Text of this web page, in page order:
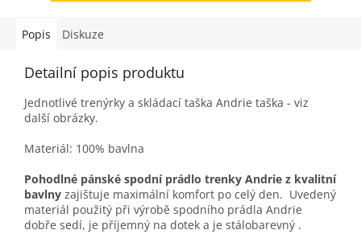
Popis Diskuze
Detailní popis produktu
Jednotlivé trenýrky a skládací taška Andrie taška - viz
další obrázky.
Materiál: 100% bavlna
Pohodlné pánské spodní prádlo trenky Andrie z kvalitní
bavlny zajištuje maximální komfort po celý den. Uvedený
materiál použitý při výrobě spodního prádla Andrie
dobře sedí, je příjemný na dotek a je stálobarevný .